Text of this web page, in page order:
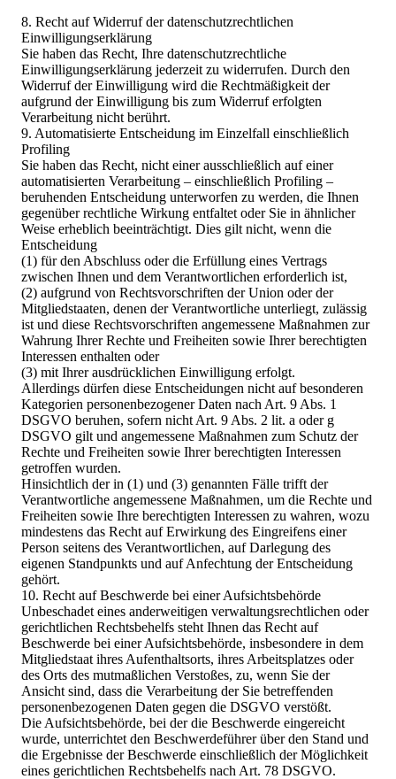
8. Recht auf Widerruf der datenschutzrechtlichen
Einwilligungserklärung
Sie haben das Recht, Ihre datenschutzrechtliche
Einwilligungserklärung jederzeit zu widerrufen. Durch den
Widerruf der Einwilligung wird die Rechtmäßigkeit der
aufgrund der Einwilligung bis zum Widerruf erfolgten
Verarbeitung nicht berührt.
9. Automatisierte Entscheidung im Einzelfall einschließlich
Profiling
Sie haben das Recht, nicht einer ausschließlich auf einer
automatisierten Verarbeitung – einschließlich Profiling –
beruhenden Entscheidung unterworfen zu werden, die Ihnen
gegenüber rechtliche Wirkung entfaltet oder Sie in ähnlicher
Weise erheblich beeinträchtigt. Dies gilt nicht, wenn die
Entscheidung
(1) für den Abschluss oder die Erfüllung eines Vertrags
zwischen Ihnen und dem Verantwortlichen erforderlich ist,
(2) aufgrund von Rechtsvorschriften der Union oder der
Mitgliedstaaten, denen der Verantwortliche unterliegt, zulässig
ist und diese Rechtsvorschriften angemessene Maßnahmen zur
Wahrung Ihrer Rechte und Freiheiten sowie Ihrer berechtigten
Interessen enthalten oder
(3) mit Ihrer ausdrücklichen Einwilligung erfolgt.
Allerdings dürfen diese Entscheidungen nicht auf besonderen
Kategorien personenbezogener Daten nach Art. 9 Abs. 1
DSGVO beruhen, sofern nicht Art. 9 Abs. 2 lit. a oder g
DSGVO gilt und angemessene Maßnahmen zum Schutz der
Rechte und Freiheiten sowie Ihrer berechtigten Interessen
getroffen wurden.
Hinsichtlich der in (1) und (3) genannten Fälle trifft der
Verantwortliche angemessene Maßnahmen, um die Rechte und
Freiheiten sowie Ihre berechtigten Interessen zu wahren, wozu
mindestens das Recht auf Erwirkung des Eingreifens einer
Person seitens des Verantwortlichen, auf Darlegung des
eigenen Standpunkts und auf Anfechtung der Entscheidung
gehört.
10. Recht auf Beschwerde bei einer Aufsichtsbehörde
Unbeschadet eines anderweitigen verwaltungsrechtlichen oder
gerichtlichen Rechtsbehelfs steht Ihnen das Recht auf
Beschwerde bei einer Aufsichtsbehörde, insbesondere in dem
Mitgliedstaat ihres Aufenthaltsorts, ihres Arbeitsplatzes oder
des Orts des mutmaßlichen Verstoßes, zu, wenn Sie der
Ansicht sind, dass die Verarbeitung der Sie betreffenden
personenbezogenen Daten gegen die DSGVO verstößt.
Die Aufsichtsbehörde, bei der die Beschwerde eingereicht
wurde, unterrichtet den Beschwerdeführer über den Stand und
die Ergebnisse der Beschwerde einschließlich der Möglichkeit
eines gerichtlichen Rechtsbehelfs nach Art. 78 DSGVO.